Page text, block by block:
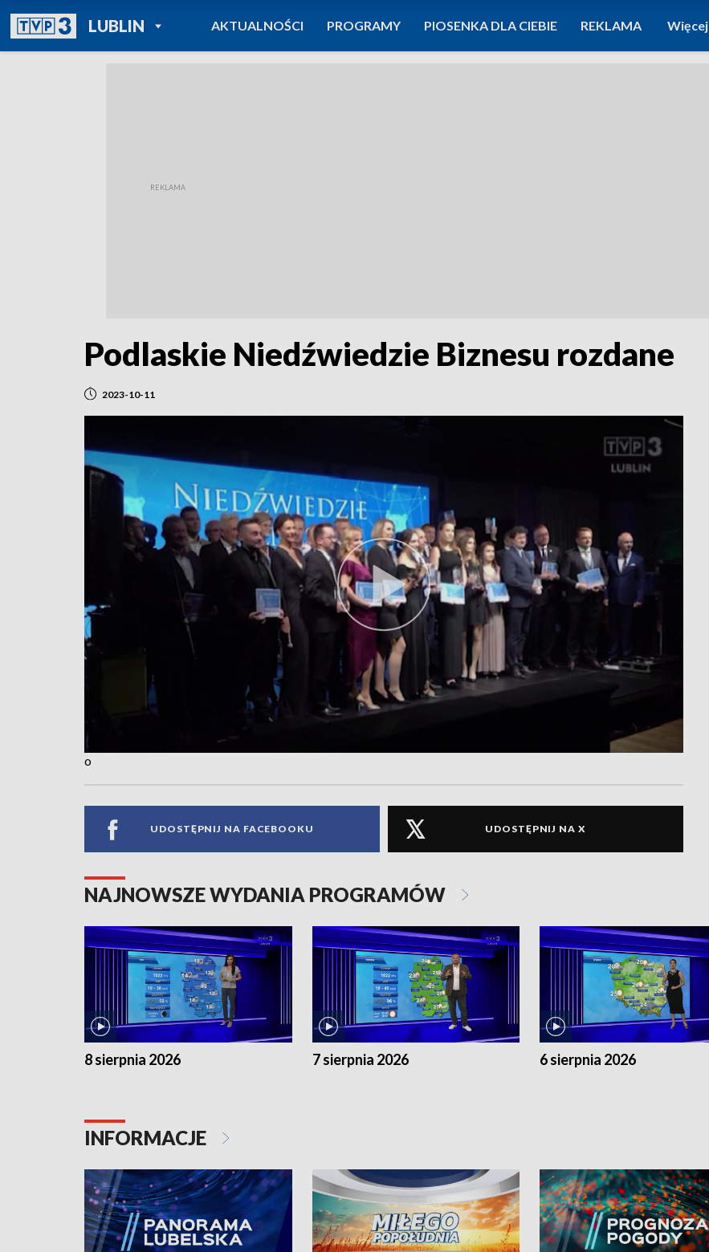
LUBLINPOWRÓT DO
TVP REGIONY
AKTUALNOŚCI PROGRAMY PIOSENKA DLA CIEBIE REKLAMA Więcej
Podlaskie Niedźwiedzie Biznesu rozdane
2023-10-11
o
UDOSTĘPNIJ NA FACEBOOKU UDOSTĘPNIJ NA X
NAJNOWSZE WYDANIA PROGRAMÓW
8 sierpnia 2026 7 sierpnia 2026 6 sierpnia 2026
INFORMACJE